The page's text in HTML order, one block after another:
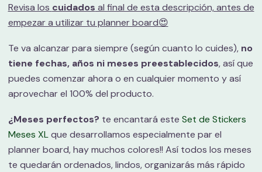
Revisa los cuidados al final de esta descripción, antes de
empezar a utilizar tu planner board😍
Te va alcanzar para siempre (según cuanto lo cuides), no
tiene fechas, años ni meses preestablecidos, así que
puedes comenzar ahora o en cualquier momento y así
aprovechar el 100% del producto.
¿Meses perfectos? te encantará este Set de Stickers
Meses XLque desarrollamos especialmente par el
planner board, hay muchos colores!! Así todos los meses
te quedarán ordenados, lindos, organizarás más rápido